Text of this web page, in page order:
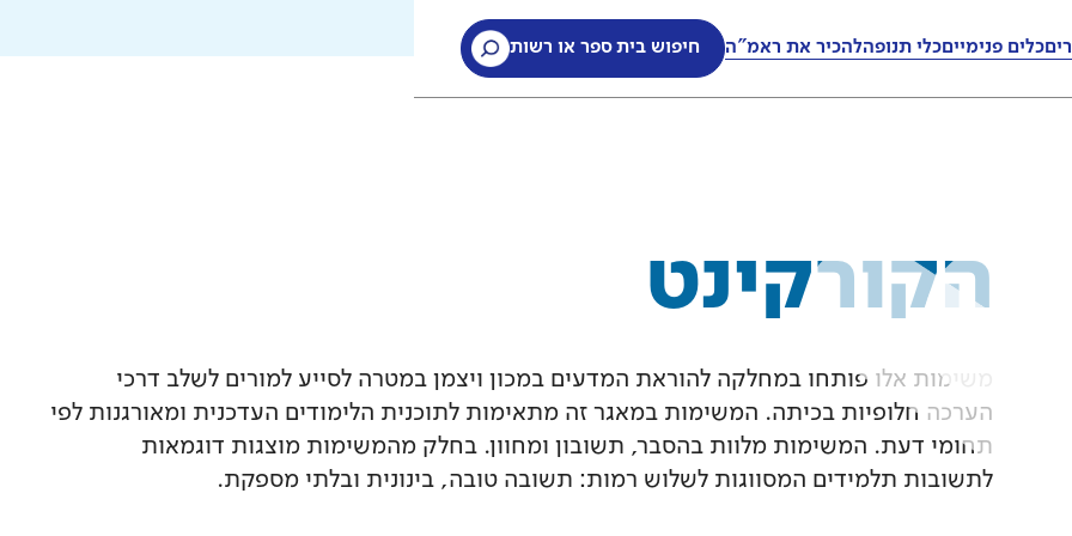
כלים פנימייםכלי תנופהלהכיר את ראמ"ה חיפוש בית ספר או רשות כלים פנימייםכלי תנופהלהכיר את ראמ"ה חיפוש בית ספר או רשות
הקורקינט
משימות אלו פותחו במחלקה להוראת המדעים במכון ויצמן במטרה לסייע למורים לשלב דרכי
הערכה חלופיות בכיתה. המשימות במאגר זה מתאימות לתוכנית הלימודים העדכנית ומאורגנות לפי
תחומי דעת. המשימות מלוות בהסבר, תשובון ומחוון. בחלק מהמשימות מוצגות דוגמאות
לתשובות תלמידים המסווגות לשלוש רמות: תשובה טובה, בינונית ובלתי מספקת.